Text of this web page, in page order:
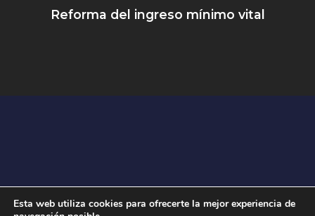
Reforma del ingreso mínimo vital
© 2026 Respuestas al Coronavirus.Aviso Legal|Política de
Esta web utiliza cookies para ofrecerte la mejor experiencia de